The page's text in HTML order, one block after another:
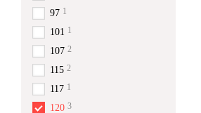
97 1
101 1
107 2
115 2
117 1
120 3